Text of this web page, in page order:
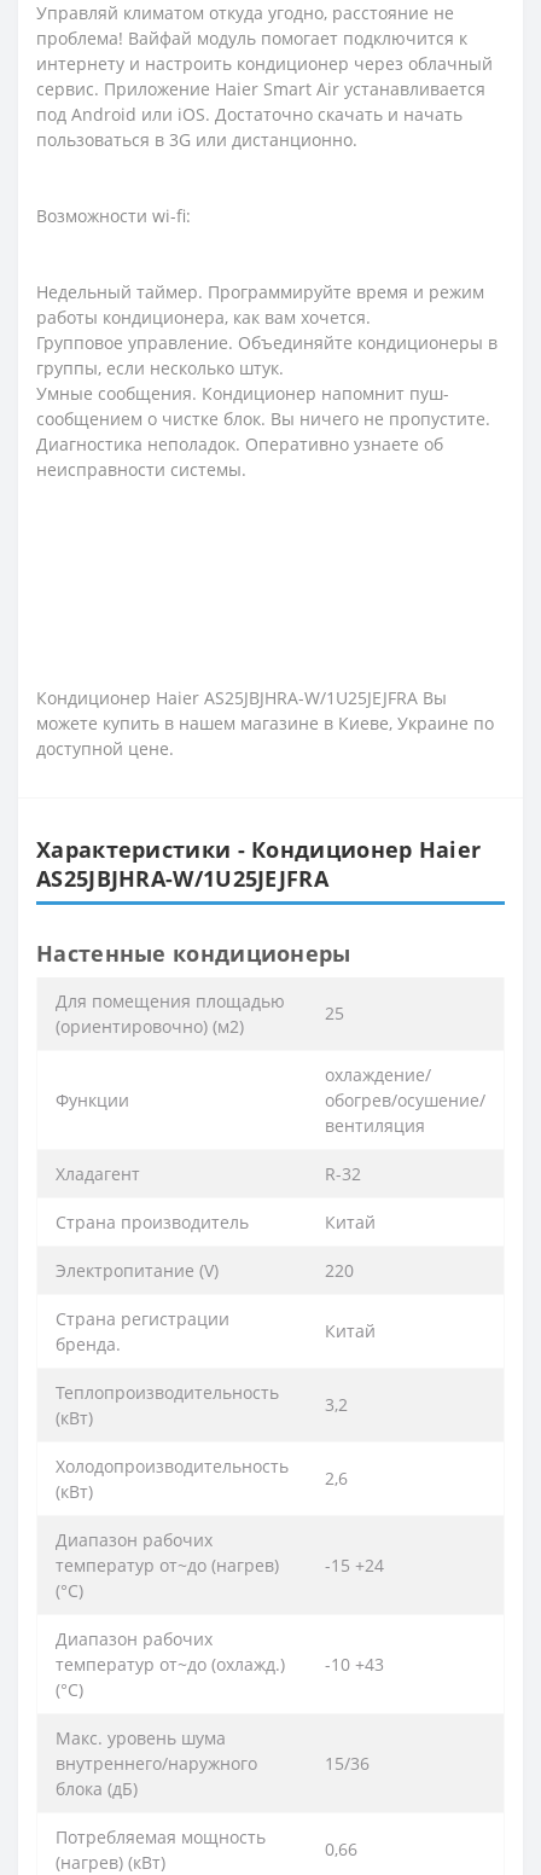
Управляй климатом откуда угодно, расстояние не
проблема! Вайфай модуль помогает подключится к
интернету и настроить кондиционер через облачный
сервис. Приложение Haier Smart Air устанавливается
под Android или iOS. Достаточно скачать и начать
пользоваться в 3G или дистанционно.
Возможности wi-fi:
Недельный таймер. Программируйте время и режим
работы кондиционера, как вам хочется.
Групповое управление. Объединяйте кондиционеры в
группы, если несколько штук.
Умные сообщения. Кондиционер напомнит пуш-
сообщением о чистке блок. Вы ничего не пропустите.
Диагностика неполадок. Оперативно узнаете об
неисправности системы.
Кондиционер Haier AS25JBJHRA-W/1U25JEJFRA Вы
можете купить в нашем магазине в Киеве, Украине по
доступной цене.
Характеристики - Кондиционер Haier
AS25JBJHRA-W/1U25JEJFRA
Настенные кондиционеры
Для помещения площадью
(ориентировочно) (м2)
25
Функции
охлаждение/
обогрев/осушение/
вентиляция
Хладагент R-32
Страна производитель Китай
Электропитание (V) 220
Страна регистрации
бренда.
Китай
Теплопроизводительность
(кВт)
3,2
Холодопроизводительность
(кВт)
2,6
Диапазон рабочих
температур от~до (нагрев)
(°C)
-15 +24
Диапазон рабочих
температур от~до (охлажд.)
(°C)
-10 +43
Макс. уровень шума
внутреннего/наружного
блока (дБ)
15/36
Потребляемая мощность
(нагрев) (кВт)
0,66